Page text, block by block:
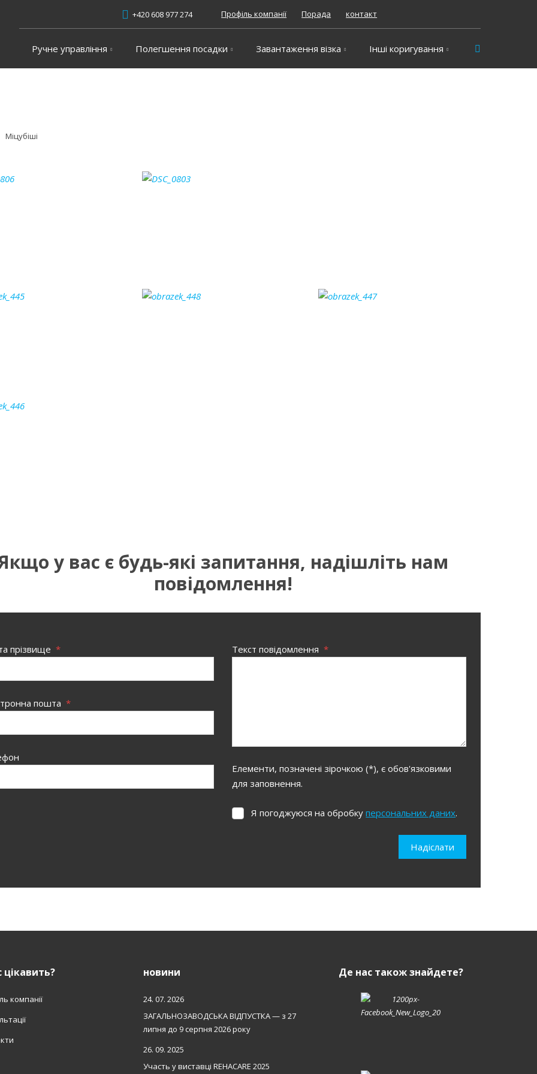
+420 608 977 274 Профіль компанії Порада контакт
Ручне управління Полегшення посадки Завантаження візка Інші коригування
Міцубіші
у вас є будь-які запитання, надішліть нам
повідомлення!
прізвище *
пошта *
Текст повідомлення *
Елементи, позначені зірочкою (*), є обов'язковими
для заповнення.
Я погоджуюся на обробкуперсональних даних.
Надіслати
компанії
новини
24. 07. 2026
ЗАГАЛЬНОЗАВОДСЬКА ВІДПУСТКА — з 27
липня до 9 серпня 2026 року
26. 09. 2025
Участь у виставці REHACARE 2025
Де нас також знайдете?